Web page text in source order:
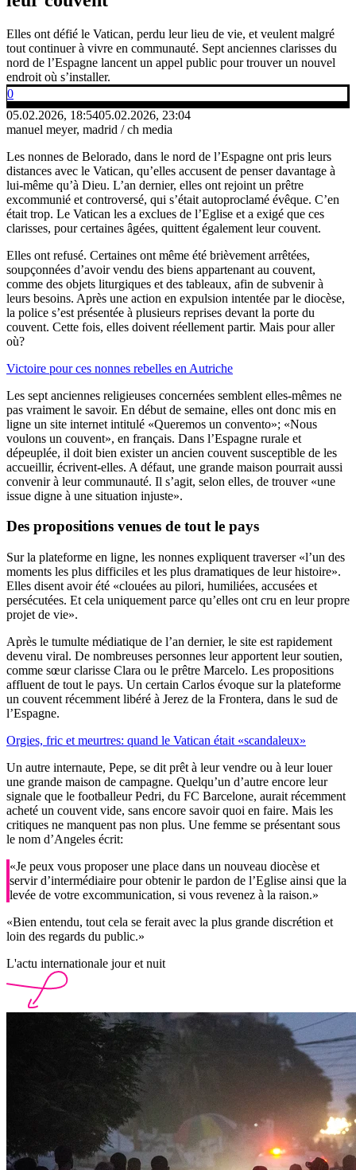
Elles ont défié le Vatican, perdu leur lieu de vie, et veulent malgré
tout continuer à vivre en communauté. Sept anciennes clarisses du
nord de l’Espagne lancent un appel public pour trouver un nouvel
endroit où s’installer.
0
05.02.2026, 18:5405.02.2026, 23:04
manuel meyer, madrid / ch media
Les nonnes de Belorado, dans le nord de l’Espagne ont pris leurs
distances avec le Vatican, qu’elles accusent de penser davantage à
lui-même qu’à Dieu. L’an dernier, elles ont rejoint un prêtre
excommunié et controversé, qui s’était autoproclamé évêque. C’en
était trop. Le Vatican les a exclues de l’Eglise et a exigé que ces
clarisses, pour certaines âgées, quittent également leur couvent.
Elles ont refusé. Certaines ont même été brièvement arrêtées,
soupçonnées d’avoir vendu des biens appartenant au couvent,
comme des objets liturgiques et des tableaux, afin de subvenir à
leurs besoins. Après une action en expulsion intentée par le diocèse,
la police s’est présentée à plusieurs reprises devant la porte du
couvent. Cette fois, elles doivent réellement partir. Mais pour aller
où?
Victoire pour ces nonnes rebelles en Autriche
Les sept anciennes religieuses concernées semblent elles-mêmes ne
pas vraiment le savoir. En début de semaine, elles ont donc mis en
ligne un site internet intitulé «Queremos un convento»; «Nous
voulons un couvent», en français. Dans l’Espagne rurale et
dépeuplée, il doit bien exister un ancien couvent susceptible de les
accueillir, écrivent-elles. A défaut, une grande maison pourrait aussi
convenir à leur communauté. Il s’agit, selon elles, de trouver «une
issue digne à une situation injuste».
Des propositions venues de tout le pays
Sur la plateforme en ligne, les nonnes expliquent traverser «l’un des
moments les plus difficiles et les plus dramatiques de leur histoire».
Elles disent avoir été «clouées au pilori, humiliées, accusées et
persécutées. Et cela uniquement parce qu’elles ont cru en leur propre
projet de vie».
Après le tumulte médiatique de l’an dernier, le site est rapidement
devenu viral. De nombreuses personnes leur apportent leur soutien,
comme sœur clarisse Clara ou le prêtre Marcelo. Les propositions
affluent de tout le pays. Un certain Carlos évoque sur la plateforme
un couvent récemment libéré à Jerez de la Frontera, dans le sud de
l’Espagne.
Orgies, fric et meurtres: quand le Vatican était «scandaleux»
Un autre internaute, Pepe, se dit prêt à leur vendre ou à leur louer
une grande maison de campagne. Quelqu’un d’autre encore leur
signale que le footballeur Pedri, du FC Barcelone, aurait récemment
acheté un couvent vide, sans encore savoir quoi en faire. Mais les
critiques ne manquent pas non plus. Une femme se présentant sous
le nom d’Angeles écrit:
«Je peux vous proposer une place dans un nouveau diocèse et
servir d’intermédiaire pour obtenir le pardon de l’Eglise ainsi que la
levée de votre excommunication, si vous revenez à la raison.»
«Bien entendu, tout cela se ferait avec la plus grande discrétion et
loin des regards du public.»
L'actu internationale jour et nuit